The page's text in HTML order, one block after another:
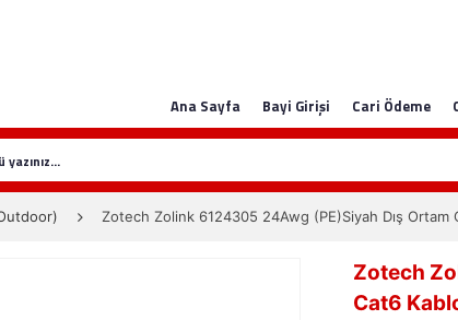
Ana Sayfa Bayi Girişi Cari Ödeme
Zotech Zolink 6124305 24Awg (PE)Siyah Dış
Zotech
Cat6